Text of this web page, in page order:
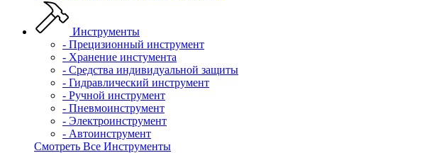
Инструменты
- Прецизионный инструмент
- Хранение инстумента
- Средства индивидуальной защиты
- Гидравлический инструмент
- Ручной инструмент
- Пневмоинструмент
- Электроинструмент
- Автоинструмент
Смотреть Все Инструменты